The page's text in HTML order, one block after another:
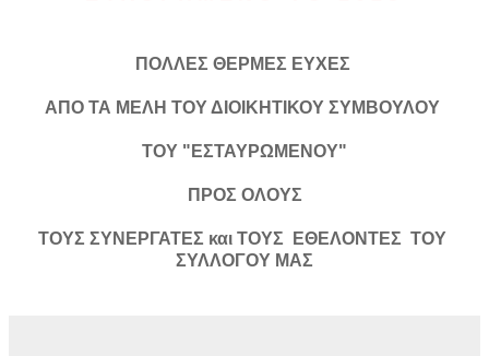
ΠΟΛΛΕΣ ΘΕΡΜΕΣ ΕΥΧΕΣ
ΑΠΟ ΤΑ ΜΕΛΗ ΤΟΥ ΔΙΟΙΚΗΤΙΚΟΥ ΣΥΜΒΟΥΛΟΥ
ΤΟΥ "ΕΣΤΑΥΡΩΜΕΝΟΥ"
ΠΡΟΣ ΟΛΟΥΣ
ΤΟΥΣ ΣΥΝΕΡΓΑΤΕΣ και ΤΟΥΣ ΕΘΕΛΟΝΤΕΣ ΤΟΥ
ΣΥΛΛΟΓΟΥ ΜΑΣ